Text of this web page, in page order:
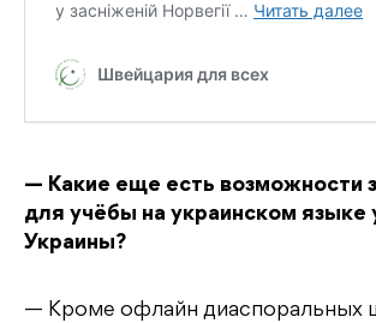
— Какие еще есть возможности
для учёбы на украинском языке
Украины?
— Кроме офлайн диаспоральных